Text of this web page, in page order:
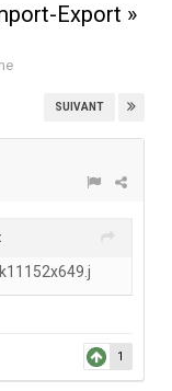
Export »
SUIVANT
1